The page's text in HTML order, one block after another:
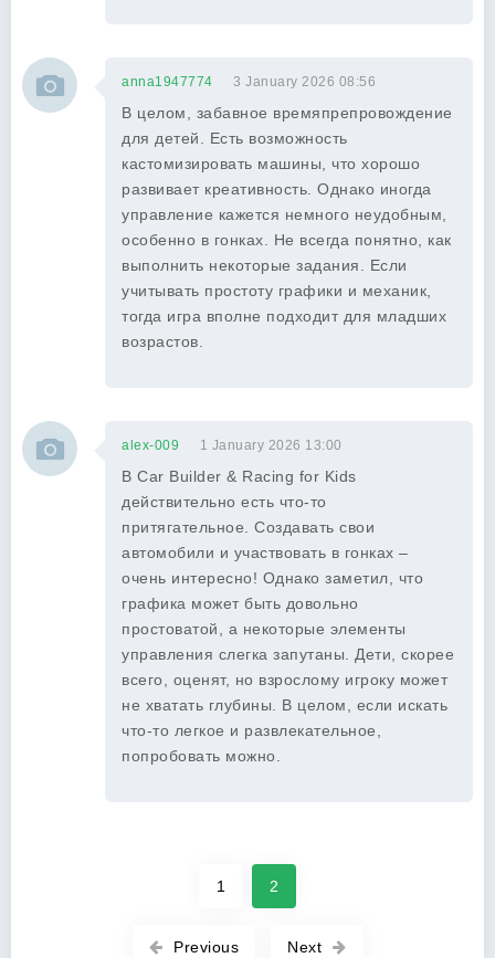
anna1947774 3 January 2026 08:56
В целом, забавное времяпрепровождение
для детей. Есть возможность
кастомизировать машины, что хорошо
развивает креативность. Однако иногда
управление кажется немного неудобным,
особенно в гонках. Не всегда понятно, как
выполнить некоторые задания. Если
учитывать простоту графики и механик,
тогда игра вполне подходит для младших
возрастов.
alex-009 1 January 2026 13:00
В Car Builder & Racing for Kids
действительно есть что-то
притягательное. Создавать свои
автомобили и участвовать в гонках –
очень интересно! Однако заметил, что
графика может быть довольно
простоватой, а некоторые элементы
управления слегка запутаны. Дети, скорее
всего, оценят, но взрослому игроку может
не хватать глубины. В целом, если искать
что-то легкое и развлекательное,
попробовать можно.
Previous
1 2
Next